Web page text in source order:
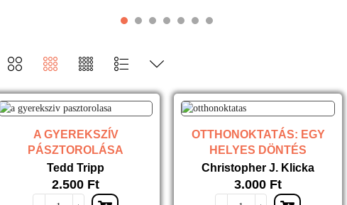
A GYEREKSZÍV
PÁSZTOROLÁSA
Tedd Tripp
2.500 Ft
OTTHONOKTATÁS: EGY
HELYES DÖNTÉS
Christopher J. Klicka
3.000 Ft